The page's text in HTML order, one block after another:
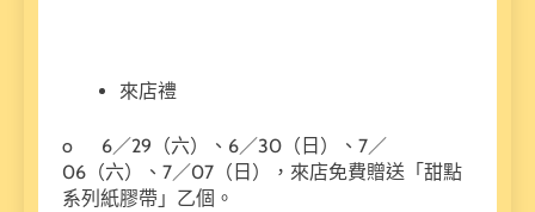
來店禮
o 6／29（六）、6／30（日）、7／
06（六）、7／07（日），來店免費贈送「甜點
系列紙膠帶」乙個。